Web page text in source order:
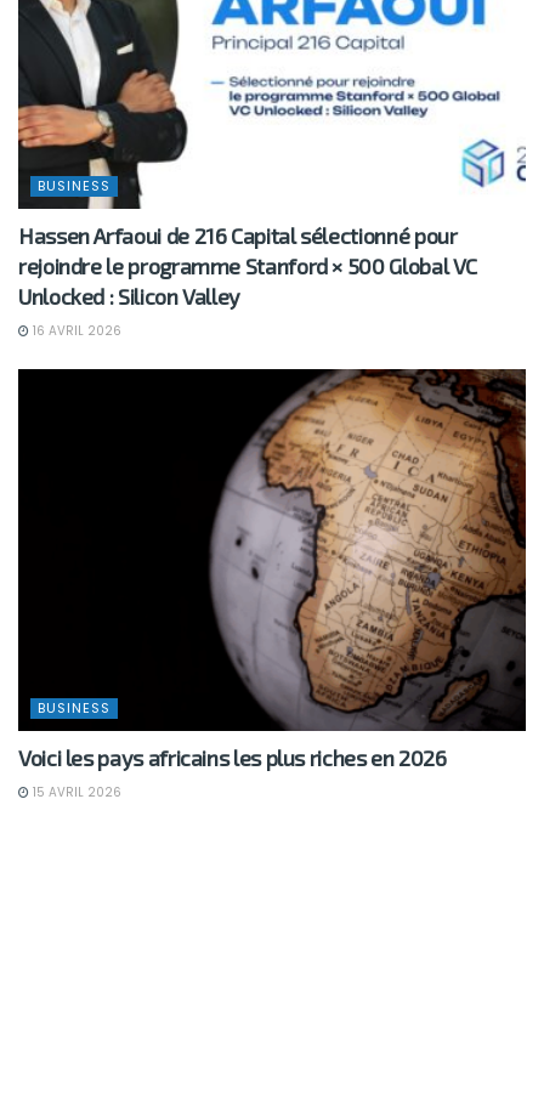
BUSINESS
Hassen Arfaoui de 216 Capital sélectionné pour
rejoindre le programme Stanford × 500 Global VC
Unlocked : Silicon Valley
16 AVRIL 2026
BUSINESS
Voici les pays africains les plus riches en 2026
15 AVRIL 2026